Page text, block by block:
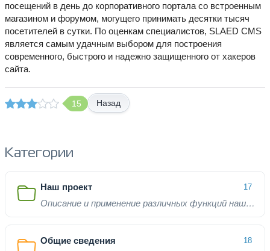
посещений в день до корпоративного портала со встроенным
магазином и форумом, могущего принимать десятки тысяч
посетителей в сутки. По оценкам специалистов, SLAED CMS
является самым удачным выбором для построения
современного, быстрого и надежно защищенного от хакеров
сайта.
15 Назад
Категории
Наш проект 17
Описание и применение различных функций нашего проекта
Общие сведения 18